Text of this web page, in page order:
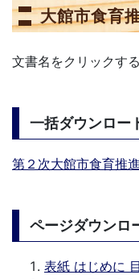
大館市食育
文書名をクリックす
一括ダウンロー
第２次大館市食育推
ページダウンロ
表紙 はじめに